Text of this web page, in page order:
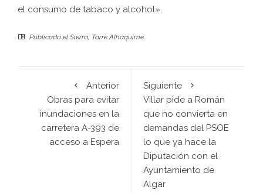
el consumo de tabaco y alcohol».
Publicado el Sierra, Torre Alháquime
Anterior
Obras para evitar
inundaciones en la
carretera A-393 de
acceso a Espera
Siguiente
Villar pide a Román
que no convierta en
demandas del PSOE
lo que ya hace la
Diputación con el
Ayuntamiento de
Algar